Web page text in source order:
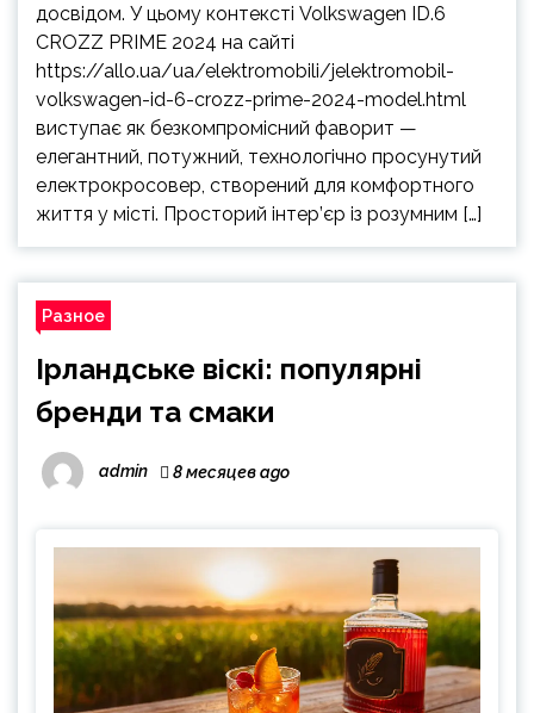
досвідом. У цьому контексті Volkswagen ID.6
CROZZ PRIME 2024 на сайті
https://allo.ua/ua/elektromobili/jelektromobil-
volkswagen-id-6-crozz-prime-2024-model.html
виступає як безкомпромісний фаворит —
елегантний, потужний, технологічно просунутий
електрокросовер, створений для комфортного
життя у місті. Просторий інтер’єр із розумним […]
Разное
Ірландське віскі: популярні
бренди та смаки
admin 8 месяцев ago